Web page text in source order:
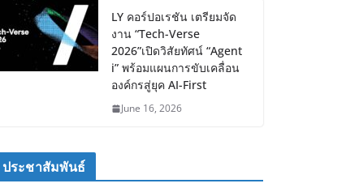
LY คอร์ปอเรชัน เตรียมจัด
งาน “Tech-Verse
2026”เปิดวิสัยทัศน์ “Agent
i” พร้อมแผนการขับเคลื่อน
องค์กรสู่ยุค AI-First
June 16, 2026
ประชาสัมพันธ์